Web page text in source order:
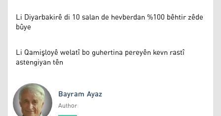
Li Diyarbakirê di 10 salan de hevberdan %100 bêhtir zêde
bûye
Li Qamişloyê welatî bo guhertina pereyên kevn rastî
astengiyan tên
Bayram Ayaz
Author